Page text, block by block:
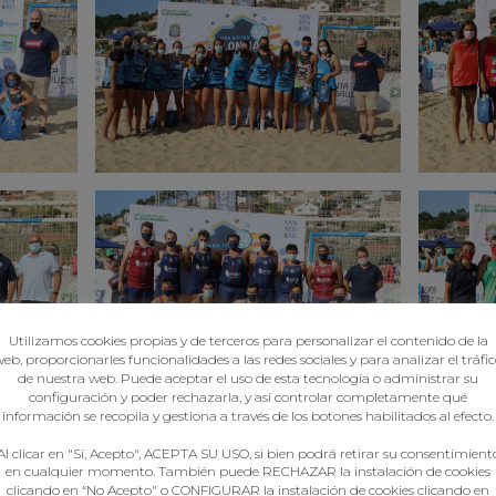
Utilizamos cookies propias y de terceros para personalizar el contenido de la
proporcionarles funcionalidades a las redes sociales y para analizar el
de nuestra web. Puede aceptar el uso de esta tecnología o administrar su
configuración y poder rechazarla, y así controlar completamente qué
información se recopila y gestiona a través de los botones habilitados al efecto.
clicar en "Sí, Acepto", ACEPTA SU USO, si bien podrá retirar su
en cualquier momento. También puede RECHAZAR la instalación de cookies
clicando en “No Acepto" o CONFIGURAR la instalación de cookies clicando en